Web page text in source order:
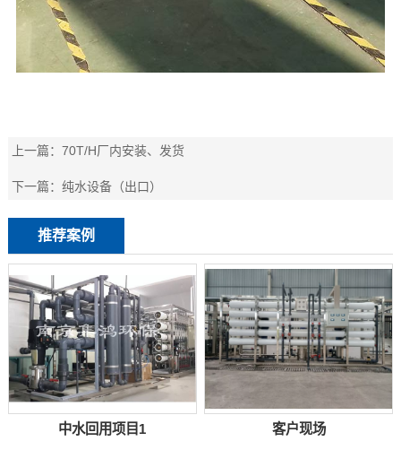
上一篇：70T/H厂内安装、发货
下一篇：纯水设备（出口）
推荐案例
中水回用项目1 客户现场